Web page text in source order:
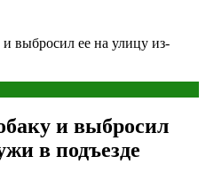
выбросил ее на улицу из-
и выбросил
в подъезде